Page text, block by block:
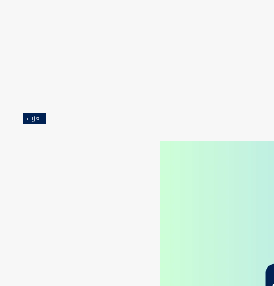
العزباء